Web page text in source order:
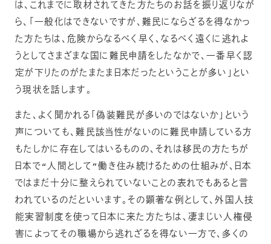
は、これまでに取材されてきた方たちのお話を振り返りなが
ら、「一般化はできないですが、難民にならざるを得なかっ
た方たちは、危険からなるべく早く、なるべく遠くに逃れよ
うとしてさまざまな国に難民申請をしたなかで、一番早く認
定が下りたのがたまたま日本だったということが多い」とい
う現状を話します。
また、よく聞かれる「偽装難民が多いのではないか」という
声についても、難民該当性がないのに難民申請している方
もたしかに存在してはいるものの、それは移民の方たちが
日本で“人間として”働き住み続けるための仕組みが、日本
ではまだ十分に整えられていないことの表れでもあると言
われているのだといいます。その顕著な例として、外国人技
能実習制度を使って日本に来た方たちは、凄まじい人権侵
害によってその職場から逃れざるを得ない一方で、多くの